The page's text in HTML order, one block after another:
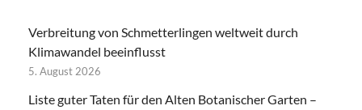
Verbreitung von Schmetterlingen weltweit durch
Klimawandel beeinflusst
5. August 2026
Liste guter Taten für den Alten Botanischer Garten –